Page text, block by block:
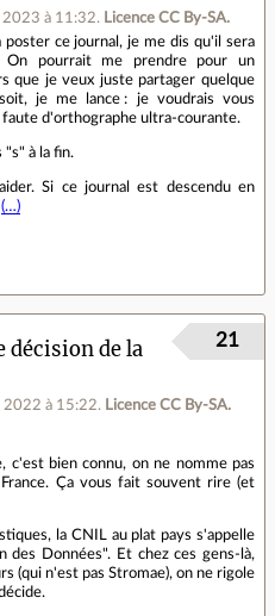
2023 à 11:32. Licence CC By‑SA.
poster ce journal, je me dis qu'il sera
On pourrait me prendre pour un
que je veux juste partager quelque
je me lance : je voudrais vous
d'orthographe ultra-courante.
"s" à la fin.
Si ce journal est descendu en
(…)
décision de la
2022 à 15:22. Licence CC By‑SA.
21
c'est bien connu, on ne nomme pas
Ça vous fait souvent rire (et
la CNIL au plat pays s'appelle
Données". Et chez ces gens-là,
(qui n'est pas Stromae), on ne rigole